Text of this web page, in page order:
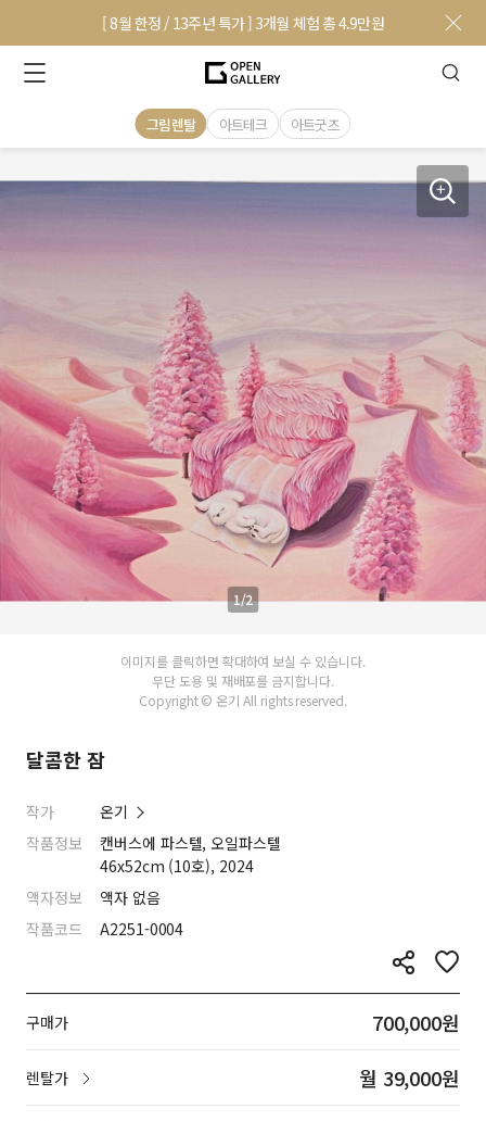
[ 8월 한정 / 13주년 특가 ] 3개월 체험 총 4.9만원
그림렌탈 아트테크 아트굿즈
1/2
이미지를 클릭하면 확대하여 보실 수 있습니다.
무단 도용 및 재배포를 금지합니다.
Copyright © 온기 All rights reserved.
달콤한 잠
작가
온기
작품정보
캔버스에 파스텔, 오일파스텔
46x52cm (10호), 2024
액자정보
액자 없음
작품코드
A2251-0004
구매가 700,000원
렌탈가 월 39,000원